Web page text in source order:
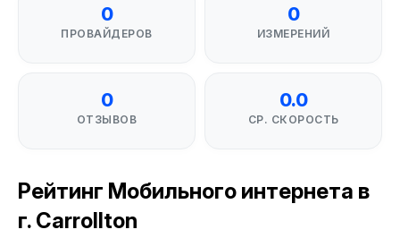
0
ПРОВАЙДЕРОВ
0
ИЗМЕРЕНИЙ
0
ОТЗЫВОВ
0.0
СР. СКОРОСТЬ
Рейтинг Мобильного интернета в
г. Carrollton